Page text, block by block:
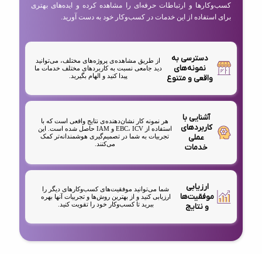
کسب‌وکارها و ارتباطات حرفه‌ای را مشاهده کرده و ایده‌های بهتری
برای استفاده از این خدمات در کسب‌وکار خود به دست آورید.
دسترسی به
نمونه‌های
واقعی و متنوع
از طریق مشاهده‌ی پروژه‌های مختلف، می‌توانید
دید جامعی نسبت به کاربردهای مختلف خدمات ما
پیدا کنید و الهام بگیرید.
آشنایی با
کاربردهای
عملی
خدمات
هر نمونه کار نشان‌دهنده‌ی نتایج واقعی است که با
استفاده از EBC، ICV و IAM حاصل شده است. این
تجربیات به شما در تصمیم‌گیری هوشمندانه‌تر کمک
می‌کنند.
ارزیابی
موفقیت‌ها
و نتایج
شما می‌توانید موفقیت‌های کسب‌وکارهای دیگر را
ارزیابی کنید و از بهترین روش‌ها و تجربیات آنها بهره
ببرید تا کسب‌وکار خود را تقویت کنید.